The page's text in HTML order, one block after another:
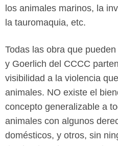
los animales marinos, la
la tauromaquia, etc.
Todas las obra que
y Goerlich del CCCC
visibilidad a la violencia
animales. NO existe el
concepto generalizable a
animales con algunos
domésticos, y otros, sin